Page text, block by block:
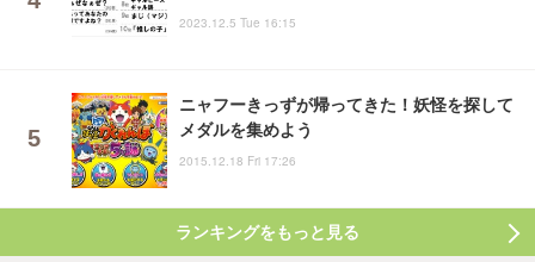
2023.12.5 Tue 16:15
ニャフーきっずが帰ってきた！妖怪を探して
メダルを集めよう
2015.12.18 Fri 17:26
ランキングをもっと見る